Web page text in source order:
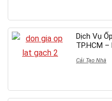
Dịch Vụ
TP.HCM
Cải Tạo Nhà